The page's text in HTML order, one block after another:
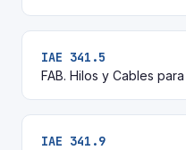
IAE 341.5
FAB. Hilos y Cables
IAE 341.9